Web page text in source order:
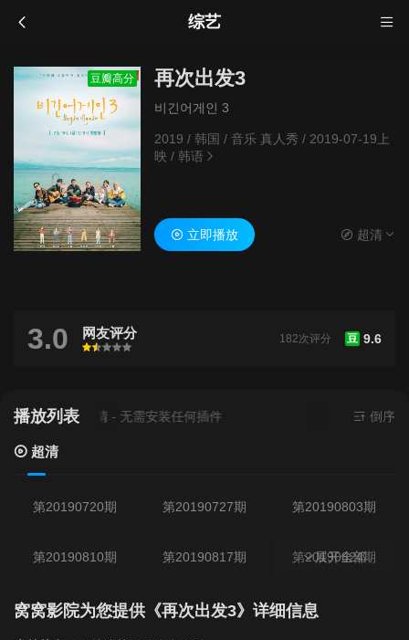
综艺
豆瓣高分 再次出发3
비긴어게인 3
2019 / 韩国 / 音乐 真人秀/ 2019-07-19上
映 / 韩语
立即播放 超清
3.0 网友评分
很差
较差还行推荐力荐
豆 9.6
182次评分
播放列表
前资源来源超清 - 无需安装任何插件 倒序
超清
第20190720期 第20190727期 第20190803期
第20190810期 第20190817期 第20190824期
第20190831期 第20190907期 第20190921期
展开全部
窝窝影院为您提供《再次出发3》详细信息